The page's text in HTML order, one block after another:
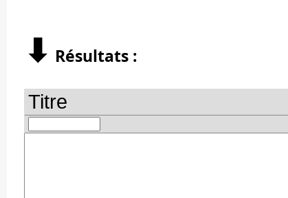
⬇︎ Résultats :
Titre